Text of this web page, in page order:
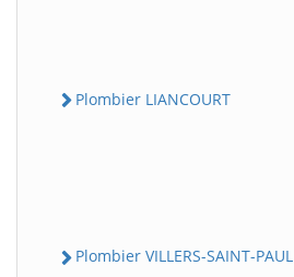
Plombier LIANCOURT
Plombier VILLERS-SAINT-PAUL